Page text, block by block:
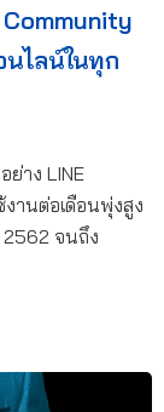
ไลน์ในทุก
าง LINE
านต่อเดือนพุ่งสูง
2562 จนถึง